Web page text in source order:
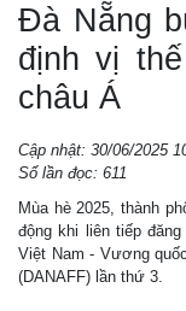
Đà Nẵng
định vị
châu Á
Cập nhật: 30/06/2025
Số lần đọc: 611
Mùa hè 2025, thành
động khi liên tiếp
Việt Nam - Vương
(DANAFF) lần thứ 3.